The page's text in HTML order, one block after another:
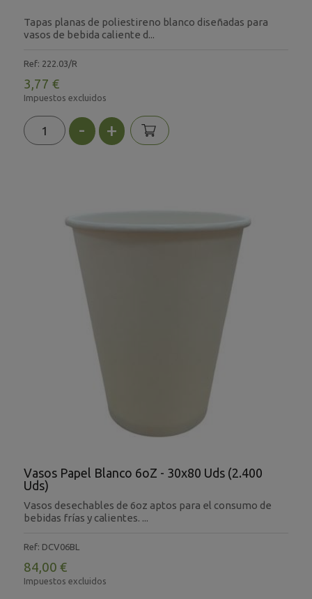
Tapas planas de poliestireno blanco diseñadas para
vasos de bebida caliente d...
Ref: 222.03/R
3,77 €
Impuestos excluidos
- +
Vasos Papel Blanco 6oZ - 30x80 Uds (2.400
Uds)
Vasos desechables de 6oz aptos para el consumo de
bebidas frías y calientes. ...
Ref: DCV06BL
84,00 €
Impuestos excluidos